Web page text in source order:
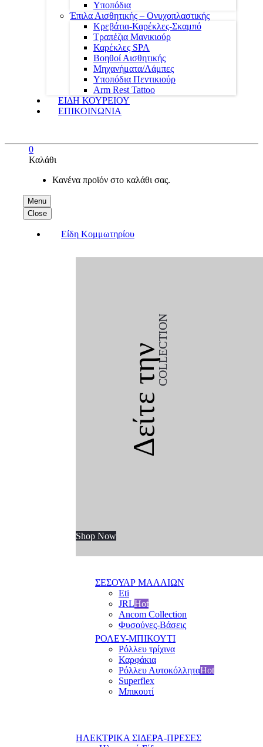
Υποπόδια
Έπιλα Αισθητικής – Ονυχοπλαστικής
Κρεβάτια-Καρέκλες-Σκαμπό
Τραπέζια Μανικιούρ
Καρέκλες SPA
Βοηθοί Αισθητικής
Μηχανήματα/Λάμπες
Υποπόδια Πεντικιούρ
Arm Rest Tattoo
ΕΙΔΗ ΚΟΥΡΕΙΟΥ
ΕΠΙΚΟΙΝΩΝΙΑ
Menu
Close
Είδη Κομμωτηρίου
Δείτε τηνCOLLECTION
Shop Now
ΣΕΣΟΥΑΡ ΜΑΛΛΙΩΝ
Eti
JRLHot
Ancom Collection
Φυσούνες-Βάσεις
ΡΟΛΕΥ-ΜΠΙΚΟΥΤΙ
Ρόλλευ τρίχινα
Καρφάκια
Ρόλλευ ΑυτοκόλληταHot
Superflex
Μπικουτί
ΗΛΕΚΤΡΙΚΑ ΣΙΔΕΡΑ-ΠΡΕΣΕΣ
0
Καλάθι
Κανένα προϊόν στο καλάθι σας.